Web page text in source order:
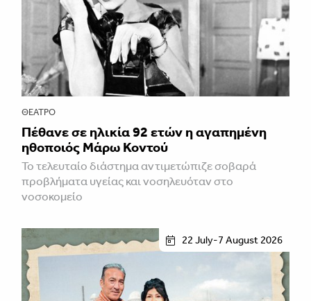
ΘΈΑΤΡΟ
Πέθανε σε ηλικία 92 ετών η αγαπημένη
ηθοποιός Μάρω Κοντού
Το τελευταίο διάστημα αντιμετώπιζε σοβαρά
προβλήματα υγείας και νοσηλευόταν στο
νοσοκομείο
22 July-7 August 2026